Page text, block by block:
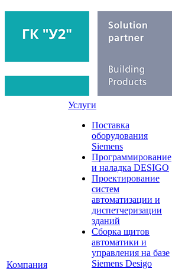
Компания
Услуги
Поставка
оборудования
Siemens
Программирование
и наладка DESIGO
Проектирование
систем
автоматизации и
диспетчеризации
зданий
Сборка щитов
автоматики и
управления на базе
Siemens Desigo